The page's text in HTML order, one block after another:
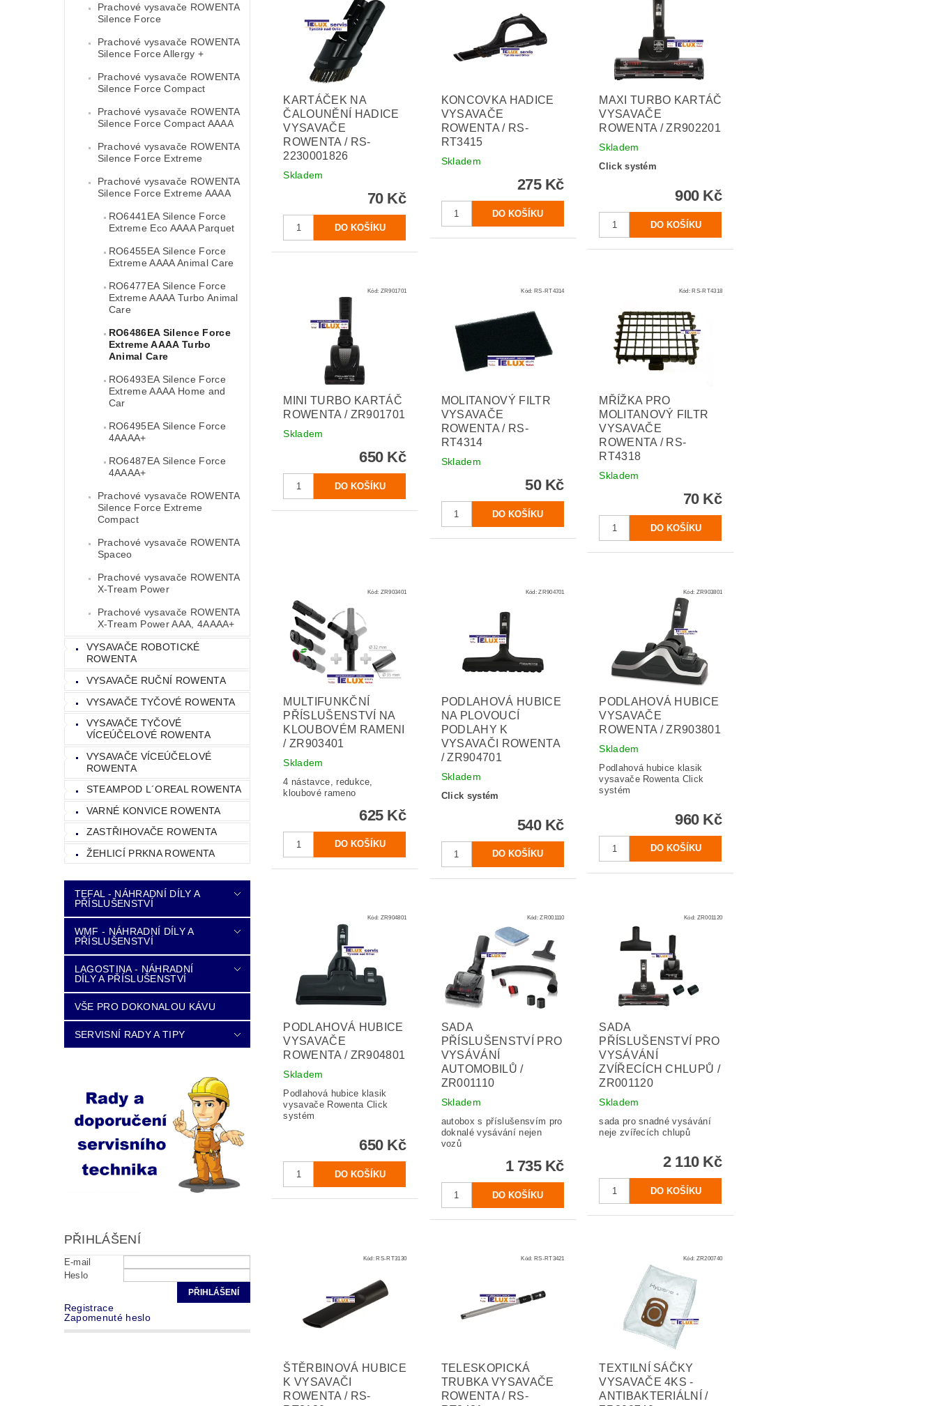
Prachové vysavače ROWENTA
Silence Force
Prachové vysavače ROWENTA
Silence Force Allergy +
Prachové vysavače ROWENTA
Silence Force Compact
Prachové vysavače ROWENTA
Silence Force Compact AAAA
Prachové vysavače ROWENTA
Silence Force Extreme
Prachové vysavače ROWENTA
Silence Force Extreme AAAA
RO6441EA Silence Force
Extreme Eco AAAA Parquet
RO6455EA Silence Force
Extreme AAAA Animal Care
RO6477EA Silence Force
Extreme AAAA Turbo Animal
Care
RO6486EA Silence Force
Extreme AAAA Turbo
Animal Care
RO6493EA Silence Force
Extreme AAAA Home and
Car
RO6495EA Silence Force
4AAAA+
RO6487EA Silence Force
4AAAA+
Prachové vysavače ROWENTA
Silence Force Extreme
Compact
Prachové vysavače ROWENTA
Spaceo
Prachové vysavače ROWENTA
X-Tream Power
Prachové vysavače ROWENTA
X-Tream Power AAA, 4AAAA+
VYSAVAČE ROBOTICKÉ
ROWENTA
VYSAVAČE RUČNÍ ROWENTA
VYSAVAČE TYČOVÉ ROWENTA
VYSAVAČE TYČOVÉ
VÍCEÚČELOVÉ ROWENTA
VYSAVAČE VÍCEÚČELOVÉ
ROWENTA
STEAMPOD L´OREAL ROWENTA
VARNÉ KONVICE ROWENTA
ZASTŘIHOVAČE ROWENTA
ŽEHLICÍ PRKNA ROWENTA
TEFAL - NÁHRADNÍ DÍLY A
PŘÍSLUŠENSTVÍ
WMF - NÁHRADNÍ DÍLY A
PŘÍSLUŠENSTVÍ
LAGOSTINA - NÁHRADNÍ
DÍLY A PŘÍSLUŠENSTVÍ
VŠE PRO DOKONALOU KÁVU
SERVISNÍ RADY A TIPY
PŘIHLÁŠENÍ
E-mail
Heslo
Registrace
Zapomenuté heslo
KARTÁČEK NA
ČALOUNĚNÍ HADICE
VYSAVAČE
ROWENTA / RS-
2230001826
Skladem
70 Kč
KONCOVKA HADICE
VYSAVAČE
ROWENTA / RS-
RT3415
Skladem
275 Kč
MAXI TURBO KARTÁČ
VYSAVAČE
ROWENTA / ZR902201
Skladem
Click systém
900 Kč
Kód: ZR901701
MINI TURBO KARTÁČ
ROWENTA / ZR901701
Skladem
650 Kč
Kód: RS-RT4314
MOLITANOVÝ FILTR
VYSAVAČE
ROWENTA / RS-
RT4314
Skladem
50 Kč
Kód:RS-RT4318
MŘÍŽKA PRO
MOLITANOVÝ FILTR
VYSAVAČE
ROWENTA / RS-
RT4318
Skladem
70 Kč
Kód: ZR903401
MULTIFUNKČNÍ
PŘÍSLUŠENSTVÍ NA
KLOUBOVÉM RAMENI
/ ZR903401
Skladem
4 nástavce, redukce,
kloubové rameno
625 Kč
Kód:ZR904701
PODLAHOVÁ HUBICE
NA PLOVOUCÍ
PODLAHY K
VYSAVAČI ROWENTA
/ ZR904701
Skladem
Click systém
540 Kč
Kód: ZR903801
PODLAHOVÁ HUBICE
VYSAVAČE
ROWENTA / ZR903801
Skladem
Podlahová hubice klasik
vysavače Rowenta Click
systém
960 Kč
Kód: ZR904801
PODLAHOVÁ HUBICE
VYSAVAČE
ROWENTA / ZR904801
Skladem
Podlahová hubice klasik
vysavače Rowenta Click
systém
650 Kč
Kód:ZR001110
SADA
PŘÍSLUŠENSTVÍ PRO
VYSÁVÁNÍ
AUTOMOBILŮ /
ZR001110
Skladem
autobox s příslušensvím pro
doknalé vysávání nejen
vozů
1 735 Kč
Kód: ZR001120
SADA
PŘÍSLUŠENSTVÍ PRO
VYSÁVÁNÍ
ZVÍŘECÍCH CHLUPŮ /
ZR001120
Skladem
sada pro snadné vysávání
neje zvířecích chlupů
2 110 Kč
Kód:RS-RT3130
ŠTĚRBINOVÁ HUBICE
K VYSAVAČI
ROWENTA / RS-
Kód: RS-RT3421
TELESKOPICKÁ
TRUBKA VYSAVAČE
ROWENTA / RS-
Kód: ZR200740
TEXTILNÍ SÁČKY
VYSAVAČE 4KS -
ANTIBAKTERIÁLNÍ /